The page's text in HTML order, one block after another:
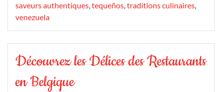
saveurs authentiques,tequeños,traditions culinaires,
venezuela
Découvrez les Délices des Restaurants
en Belgique